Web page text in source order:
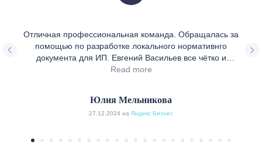
Отличная профессиональная команда. Обращалась за
помощью по разработке локального нормативнго
документа для ИП. Евгений Васильев все чётко и
грамотно объяснил, провёл консультации, очень быстро
Read more
Юлия Мельникова
27.12.2024 на Яндекс Бизнес